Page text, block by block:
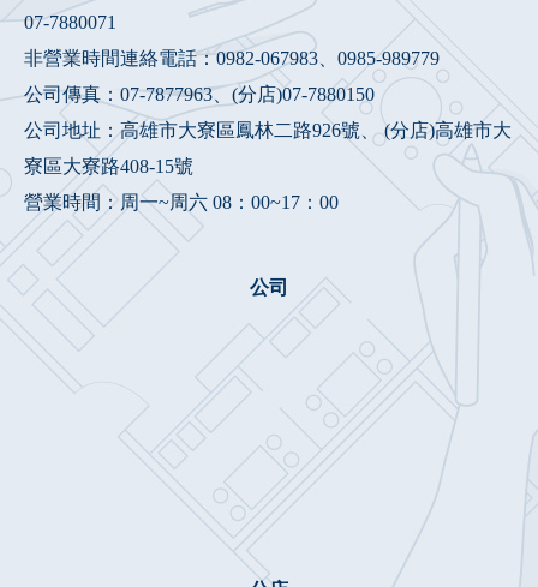
07-7880071
非營業時間連絡電話：0982-067983
0985-989779
公司傳真：07-7877963、(分店)07-7880150
公司地址：高雄市大寮區鳳林二路926號、 (分店)高雄市大
寮區大寮路408-15號
營業時間：周一~周六 08：00~17：00
公司